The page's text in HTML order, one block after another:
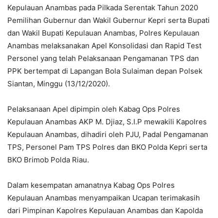
Kepulauan Anambas pada Pilkada Serentak Tahun 2020
Pemilihan Gubernur dan Wakil Gubernur Kepri serta Bupati
dan Wakil Bupati Kepulauan Anambas, Polres Kepulauan
Anambas melaksanakan Apel Konsolidasi dan Rapid Test
Personel yang telah Pelaksanaan Pengamanan TPS dan
PPK bertempat di Lapangan Bola Sulaiman depan Polsek
Siantan, Minggu (13/12/2020).
Pelaksanaan Apel dipimpin oleh Kabag Ops Polres
Kepulauan Anambas AKP M. Djiaz, S.I.P mewakili Kapolres
Kepulauan Anambas, dihadiri oleh PJU, Padal Pengamanan
TPS, Personel Pam TPS Polres dan BKO Polda Kepri serta
BKO Brimob Polda Riau.
Dalam kesempatan amanatnya Kabag Ops Polres
Kepulauan Anambas menyampaikan Ucapan terimakasih
dari Pimpinan Kapolres Kepulauan Anambas dan Kapolda